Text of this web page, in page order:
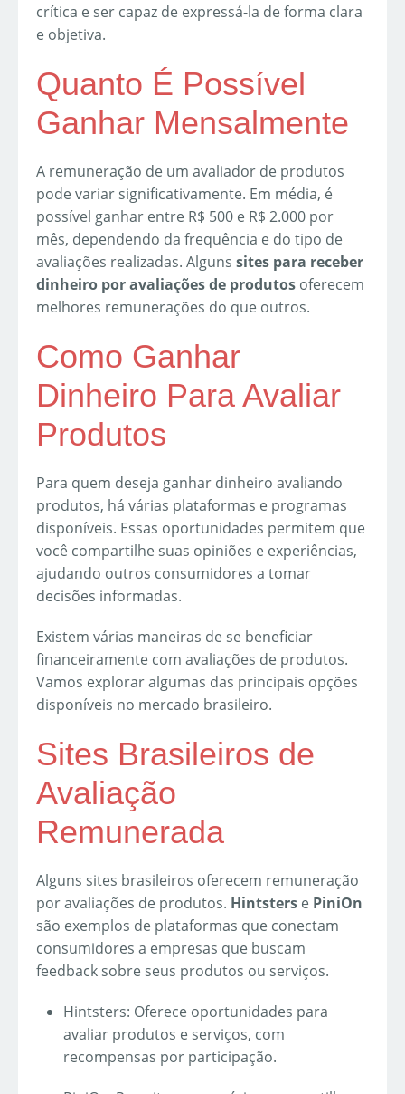
crítica e ser capaz de expressá-la de forma clara
e objetiva.
Quanto É Possível
Ganhar Mensalmente
A remuneração de um avaliador de produtos
pode variar significativamente. Em média, é
possível ganhar entre R$ 500 e R$ 2.000 por
mês, dependendo da frequência e do tipo de
avaliações realizadas. Alguns sites para receber
dinheiro por avaliações de produtos oferecem
melhores remunerações do que outros.
Como Ganhar
Dinheiro Para Avaliar
Produtos
Para quem deseja ganhar dinheiro avaliando
produtos, há várias plataformas e programas
disponíveis. Essas oportunidades permitem que
você compartilhe suas opiniões e experiências,
ajudando outros consumidores a tomar
decisões informadas.
Existem várias maneiras de se beneficiar
financeiramente com avaliações de produtos.
Vamos explorar algumas das principais opções
disponíveis no mercado brasileiro.
Sites Brasileiros de
Avaliação
Remunerada
Alguns sites brasileiros oferecem remuneração
por avaliações de produtos. Hintsters e PiniOn
são exemplos de plataformas que conectam
consumidores a empresas que buscam
feedback sobre seus produtos ou serviços.
Hintsters: Oferece oportunidades para
avaliar produtos e serviços, com
recompensas por participação.